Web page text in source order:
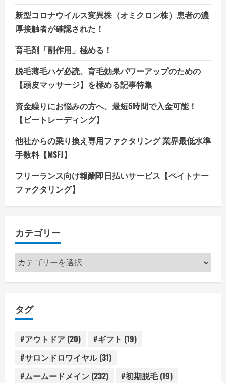
新型コロナウイルス変異株（オミクロン株）患者の濃
厚接触者が確認された！
育毛剤「副作用」極める！
脱毛薄毛ハゲ必読、育毛効果パワーアップのための
【頭皮マッサージ】を極める記事特集
資金繰りにお悩みの方へ、最短5時間で入金可能！
【ビートレーディング】
他社からの乗り換え専用ファクタリング 業界最低水準
手数料【MSFJ】
フリーランス向け報酬即日払いサービス【ペイトナー
ファクタリング】
カテゴリー
カ
テ
ー
タグ
#アウトドア (20) #ギフト (19)
#サロンドロワイヤル(31)
#ムームードメイン (232) #初期脱毛(19)